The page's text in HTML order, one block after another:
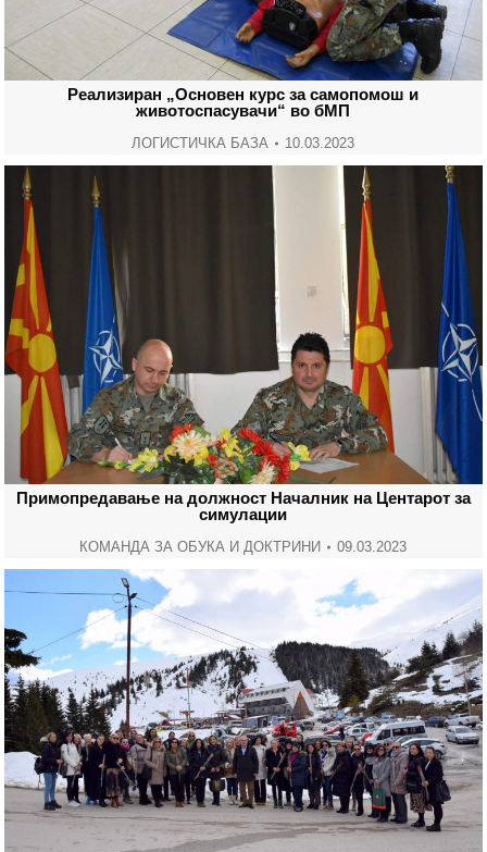
Реализиран „Основен курс за самопомош и
животоспасувачи“ во бМП
ЛОГИСТИЧКА БАЗА 10.03.2023
Примопредавање на должност Началник на Центарот за
симулации
КОМАНДА ЗА ОБУКА И ДОКТРИНИ 09.03.2023